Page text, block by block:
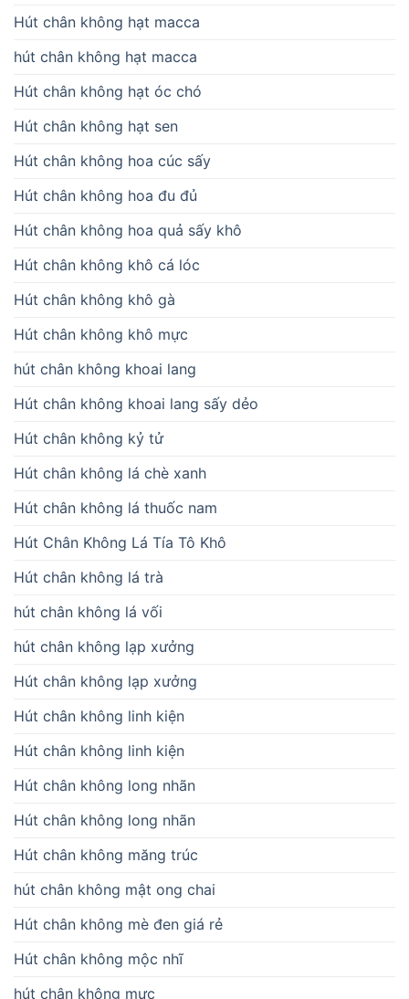
Hút chân không hạt macca
hút chân không hạt macca
Hút chân không hạt óc chó
Hút chân không hạt sen
Hút chân không hoa cúc sấy
Hút chân không hoa đu đủ
Hút chân không hoa quả sấy khô
Hút chân không khô cá lóc
Hút chân không khô gà
Hút chân không khô mực
hút chân không khoai lang
Hút chân không khoai lang sấy dẻo
Hút chân không kỷ tử
Hút chân không lá chè xanh
Hút chân không lá thuốc nam
Hút Chân Không Lá Tía Tô Khô
Hút chân không lá trà
hút chân không lá vối
hút chân không lạp xưởng
Hút chân không lạp xưởng
Hút chân không linh kiện
Hút chân không linh kiện
Hút chân không long nhãn
Hút chân không long nhãn
Hút chân không măng trúc
hút chân không mật ong chai
Hút chân không mè đen giá rẻ
Hút chân không mộc nhĩ
hút chân không mực